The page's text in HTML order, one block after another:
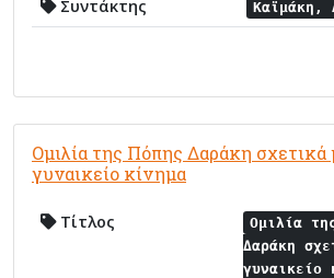
Συντάκτης Καϊμάκη,
Ομιλία της Πόπης Δαράκη σχετικά
γυναικείο κίνημα
Τίτλος
Ομιλία
Δαράκη
γυναικείο